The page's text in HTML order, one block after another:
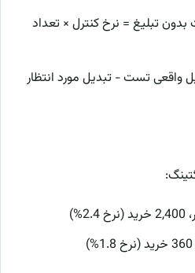
بدون تبلیغ = نرخ کنترل × تعداد
واقعی تست − تبدیل مورد انتظار